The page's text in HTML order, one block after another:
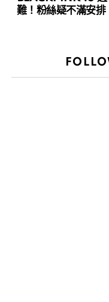
難！粉絲疑不滿安